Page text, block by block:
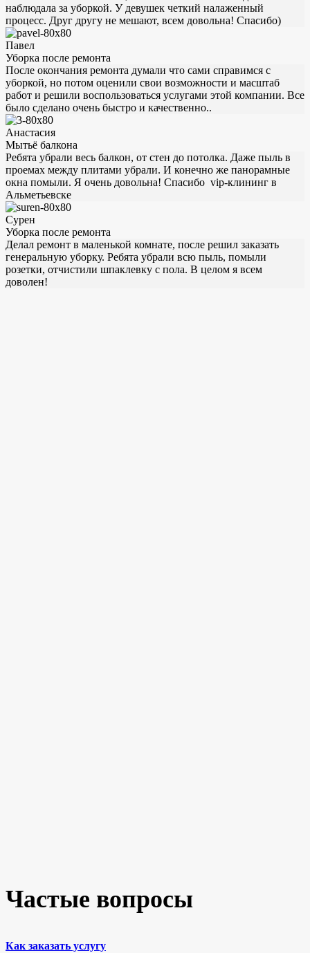
наблюдала за уборкой. У девушек четкий налаженный
процесс. Друг другу не мешают, всем довольна! Спасибо)
Павел
Уборка после ремонта
После окончания ремонта думали что сами справимся с
уборкой, но потом оценили свои возможности и масштаб
работ и решили воспользоваться услугами этой компании. Все
было сделано очень быстро и качественно..
Анастасия
Мытьё балкона
Ребята убрали весь балкон, от стен до потолка. Даже пыль в
проемах между плитами убрали. И конечно же панорамные
окна помыли. Я очень довольна! Спасибо vip-клининг в
Альметьевске
Сурен
Уборка после ремонта
Делал ремонт в маленькой комнате, после решил заказать
генеральную уборку. Ребята убрали всю пыль, помыли
розетки, отчистили шпаклевку с пола. В целом я всем
доволен!
Частые вопросы
Как заказать услугу